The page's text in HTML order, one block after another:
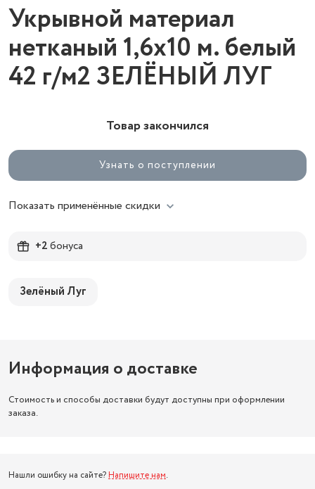
Укрывной материал
нетканый 1,6х10 м. белый
42 г/м2 ЗЕЛЁНЫЙ ЛУГ
Товар закончился
Узнать о поступлении
Показать применённые скидки
+2бонуса
Зелёный Луг
Информация о доставке
Стоимость и способы доставки будут доступны при оформлении
заказа.
Нашли ошибку на сайте? Напишите нам.